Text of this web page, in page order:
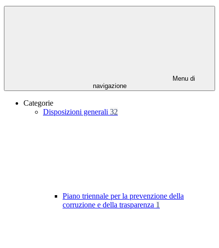
Menu di
navigazione
Categorie
Disposizioni generali 32
Piano triennale per la prevenzione della
corruzione e della trasparenza 1